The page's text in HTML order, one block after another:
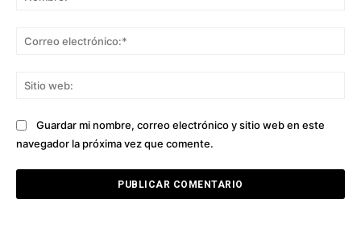
Guardar mi nombre, correo electrónico y sitio web en este
navegador la próxima vez que comente.